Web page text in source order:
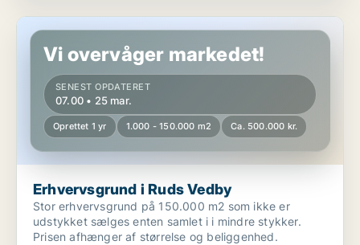
Erhvervsgrund i Ruds Vedby
Vi overvåger markedet!
SENEST OPDATERET
07.00 • 25 mar.
Oprettet 1 yr 1.000 - 150.000 m2 Ca. 500.000 kr.
Erhvervsgrund i Ruds Vedby
Stor erhvervsgrund på 150.000 m2 som ikke er
udstykket sælges enten samlet i i mindre stykker.
Prisen afhænger af størrelse og beliggenhed.